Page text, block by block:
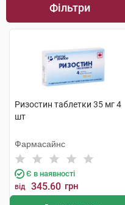
Фільтри
Ризостин таблетки 35 мг 4
шт
Фармасайнс
Є в наявності
від 345.60 грн